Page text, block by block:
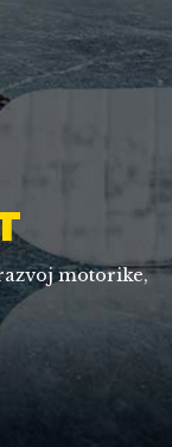
motorike,